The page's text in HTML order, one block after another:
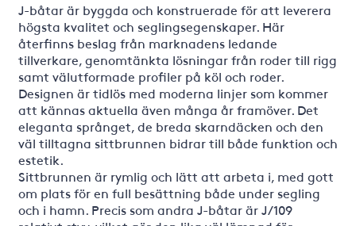
J-båtar är byggda och konstruerade för att leverera
högsta kvalitet och seglingsegenskaper. Här
återfinns beslag från marknadens ledande
tillverkare, genomtänkta lösningar från roder till rigg
samt välutformade profiler på köl och roder.
Designen är tidlös med moderna linjer som kommer
att kännas aktuella även många år framöver. Det
eleganta språnget, de breda skarndäcken och den
väl tilltagna sittbrunnen bidrar till både funktion och
estetik.
Sittbrunnen är rymlig och lätt att arbeta i, med gott
om plats för en full besättning både under segling
och i hamn. Precis som andra J-båtar är J/109